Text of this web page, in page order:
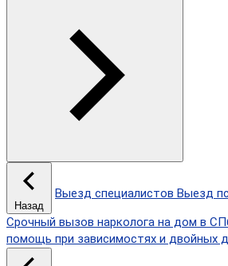
Назад
Выезд специалистов Выезд
Срочный вызов нарколога на дом в
помощь при зависимостях и двойных